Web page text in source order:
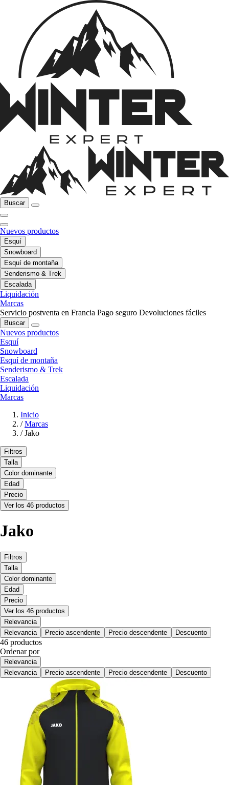
Buscar
Nuevos productos
Esquí
Snowboard
Esquí de montaña
Senderismo & Trek
Escalada
Liquidación
Marcas
Servicio postventa en Francia Pago seguro Devoluciones fáciles
Buscar
Nuevos productos
Esquí
Snowboard
Esquí de montaña
Senderismo & Trek
Escalada
Liquidación
Marcas
Inicio
/ Marcas
/ Jako
Filtros
Talla
Color dominante
Edad
Precio
Ver los 46 productos
Jako
Filtros
Talla
Color dominante
Edad
Precio
Ver los 46 productos
Relevancia
Relevancia
Precio ascendente Precio descendente Descuento
46 productos
Ordenar por
Relevancia
Relevancia
Precio ascendente Precio descendente Descuento